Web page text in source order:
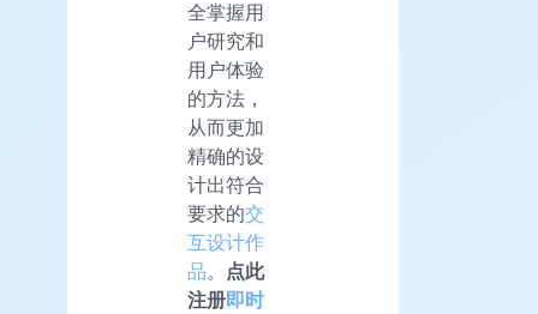
全掌握用
户研究和
用户体验
的方法，
从而更加
精确的设
计出符合
要求的交
互设计作
品。
点此
注册即时